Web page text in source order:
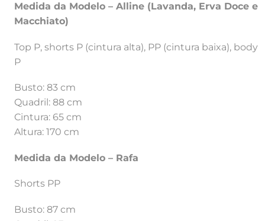
Medida da Modelo – Alline (Lavanda, Erva Doce e
Macchiato)
Top P, shorts P (cintura alta), PP (cintura baixa), body
P
Busto: 83 cm
Quadril: 88 cm
Cintura: 65 cm
Altura: 170 cm
Medida da Modelo – Rafa
Shorts PP
Busto: 87 cm